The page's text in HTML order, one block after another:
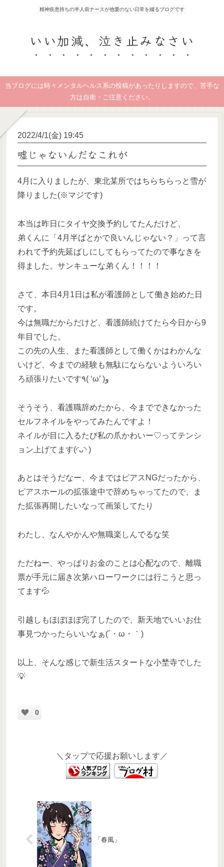
精神疾患持ちの半人前ナースが他愛のない日常を綴るブログです
いい加減、泣き止みなさい
当ブログには時々メンタルヘルス系の投稿があったりしますので、苦手な
方は自衛・ご注意ください。
2022/4/1(金) 19:45
嘘じゃないんだなこれが
4月に入りましたが、東北某所ではちらちらっと雪が
降りました(※マジです)
本当は昨日にタイヤ交換予約してたんだけど、
弟くんに「4月半ばとかで良いんじゃない？」って言
われて予約先延ばしにしてもらってたので事なきを
得ました。サンキューな弟くん！！！！
さて、本日4月1日は私が看護師として働き始めた日
です。
今は無職だからだけど、看護師続けてたら今日から9
年目でした。
この先の人生、また看護師として働くかはわかんな
いけど、今までの経験も無駄にならないよういろい
ろ頑張りたいです٩( ‘ω’ )و
そうそう、看護職辞めたから、今までできなかった
セルフネイルをやってみたんですよ‪！
ネイルが目に入るたび私の爪かわいー♡ってテンシ
ョン上げてます(◜ᴗ◝ )
あとはそうだなー、今まではピアスNGだったから、
ピアスホールの拡張途中で辞めちゃってたので、ま
た拡張再開したいなって画策してたり
わたし、なんやかんや無職楽しんでるな笑
ただねー、やっぱりお金のことは心配なので、離職
票が手元に届き次第ハローワークには行こうと思っ
てます💦
引越しもほぼほぼ完了したので、新天地でいいお仕
事見つかったらいいなぁ(´・ω・｀)
以上、そんな感じで新生活スタートな小埜寺でした‪‪
💡‬
0
＼タップで応援お願いします／
「春風」